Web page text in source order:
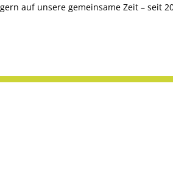
auf unsere gemeinsame Zeit – seit